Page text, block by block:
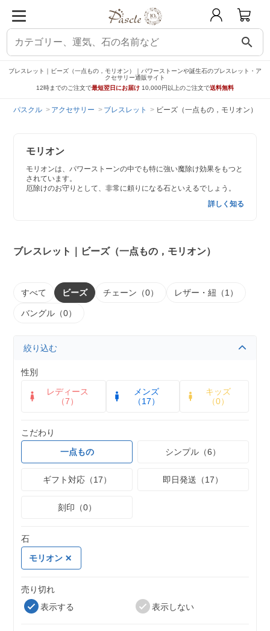
search
ブレスレット｜ビーズ（一点もの，モリオン）｜パワーストーンや誕生石のブレスレット・ア
クセサリー通販サイト
12時までのご注文で最短翌日にお届け 10,000円以上のご注文で送料無料
パスクル アクセサリー ブレスレット ビーズ（一点もの，モリオン）
モリオン
モリオンは、パワーストーンの中でも特に強い魔除け効果をもつと
されています。
厄除けのお守りとして、非常に頼りになる石といえるでしょう。
詳しく知る
ブレスレット｜ビーズ（一点もの，モリオン）
すべて ビーズ チェーン（0） レザー・紐（1）
バングル（0）
絞り込む
性別
レディース
（7）
メンズ
（17）
キッズ
（0）
こだわり
一点もの
シンプル（6）
ギフト対応（17） 即日発送（17）
刻印（0）
石
モリオン
売り切れ
表示する
表示しない